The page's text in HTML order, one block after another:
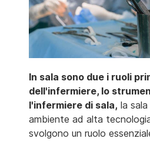
In sala sono due i ruoli
dell'infermiere, lo
l'infermiere di sala, la
ambiente ad alta
svolgono un ruolo